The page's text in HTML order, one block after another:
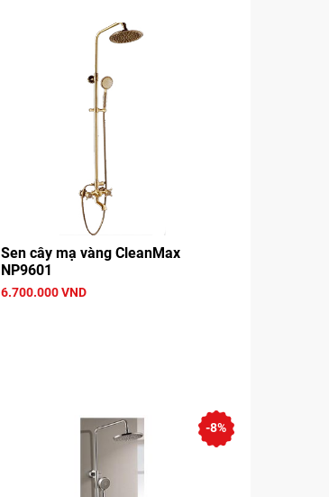
Sen cây mạ vàng CleanMax
NP9601
6.700.000 VND
-8%